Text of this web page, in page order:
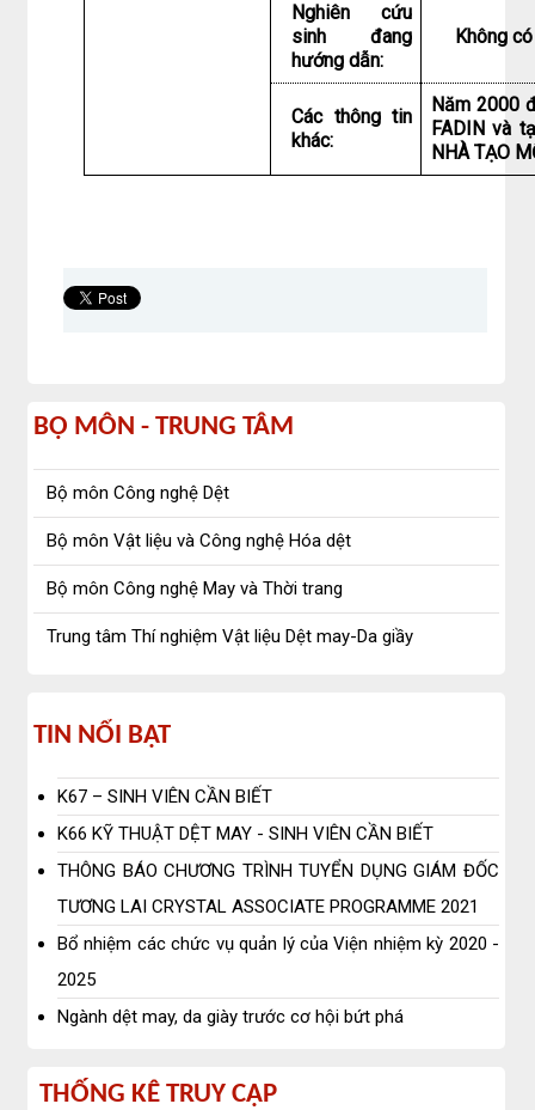
Nghiên cứu
sinh đang
hướng dẫn:
Không có
Các thông tin
khác:
Năm 2000
FADIN và
NHÀ TẠO
bộ
môn
-
trung
tâm
BỘ MÔN - TRUNG TÂM
Bộ môn Công nghệ Dệt
Bộ môn Vật liệu và Công nghệ Hóa dệt
Bộ môn Công nghệ May và Thời trang
Trung tâm Thí nghiệm Vật liệu Dệt may-Da giầy
Tin
nổi
bật
TIN NỔI BẬT
K67 – SINH VIÊN CẦN BIẾT
K66 KỸ THUẬT DỆT MAY - SINH VIÊN CẦN BIẾT
THÔNG BÁO CHƯƠNG TRÌNH TUYỂN DỤNG GIÁM ĐỐC
TƯƠNG LAI CRYSTAL ASSOCIATE PROGRAMME 2021
Bổ nhiệm các chức vụ quản lý của Viện nhiệm kỳ 2020 -
2025
Ngành dệt may, da giày trước cơ hội bứt phá
Thống
THỐNG KÊ TRUY CẬP